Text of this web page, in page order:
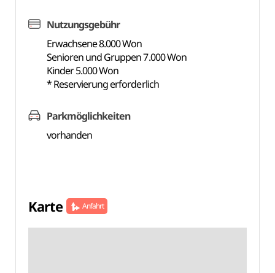
Nutzungsgebühr
Erwachsene 8.000 Won
Senioren und Gruppen 7.000 Won
Kinder 5.000 Won
* Reservierung erforderlich
Parkmöglichkeiten
vorhanden
Karte Anfahrt